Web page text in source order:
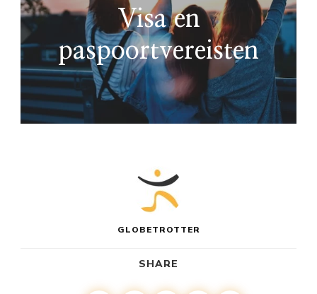
Visa en
paspoortvereisten
GLOBETROTTER
SHARE